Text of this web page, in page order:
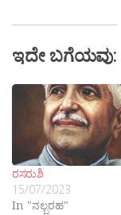
ಇದೇ ಬಗೆಯವು:
ರಸರುಶಿ
15/07/2023
In "ನಲ್ಬರಹ"